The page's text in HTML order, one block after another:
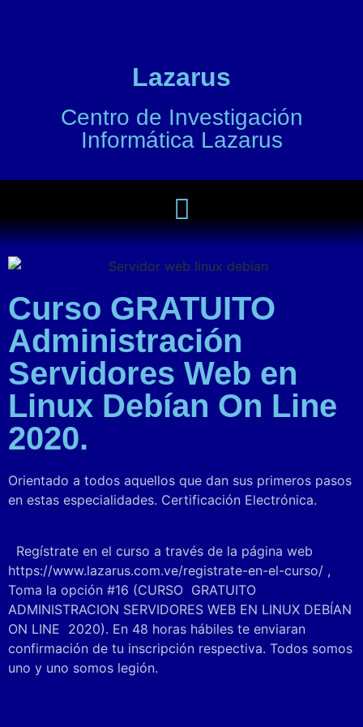
Lazarus
Centro de Investigación
Informática Lazarus
Curso GRATUITO
Administración
Servidores Web en
Linux Debían On Line
2020.
Orientado a todos aquellos que dan sus primeros pasos
en estas especialidades. Certificación Electrónica.
Regístrate en el curso a través de la página web
https://www.lazarus.com.ve/registrate-en-el-curso/ ,
Toma la opción #16 (CURSO GRATUITO
ADMINISTRACION SERVIDORES WEB EN LINUX DEBÍAN
ON LINE 2020). En 48 horas hábiles te enviaran
confirmación de tu inscripción respectiva. Todos somos
uno y uno somos legión.